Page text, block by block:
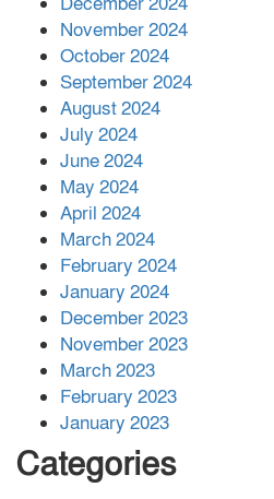
সহায়তা
November 2024
October 2024
September 2024
August 2024
July 2024
June 2024
May 2024
April 2024
March 2024
February 2024
January 2024
December 2023
November 2023
March 2023
February 2023
January 2023
Categories